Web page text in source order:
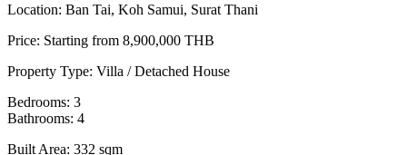
Location: Ban Tai, Koh Samui, Surat Thani
Price: Starting from 8,900,000 THB
Property Type: Villa / Detached House
Bedrooms: 3
Bathrooms: 4
Built Area: 332 sqm